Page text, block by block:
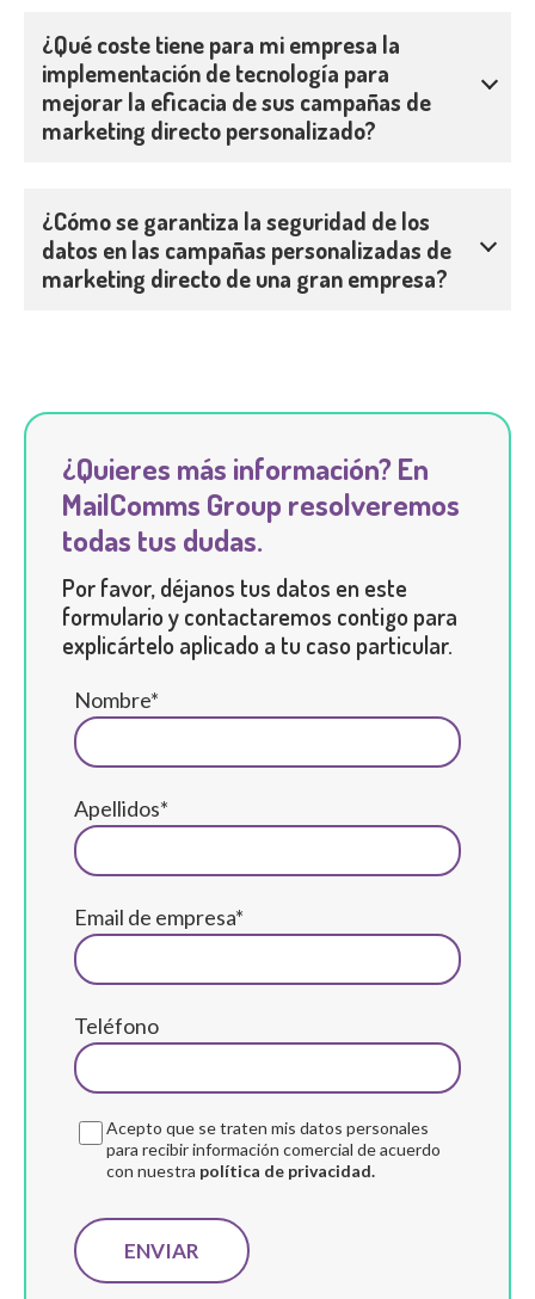
¿Qué coste tiene para mi empresa la
implementación de tecnología para
mejorar la eficacia de sus campañas de
marketing directo personalizado?
¿Cómo se garantiza la seguridad de los
datos en las campañas personalizadas de
marketing directo de una gran empresa?
¿Quieres más información? En
MailComms Group resolveremos
todas tus dudas.
Por favor, déjanos tus datos en este
formulario y contactaremos contigo para
explicártelo aplicado a tu caso particular.
Nombre*
Apellidos*
Email de empresa*
Teléfono
Acepto que se traten mis datos personales
para recibir información comercial de acuerdo
con nuestra política de privacidad.